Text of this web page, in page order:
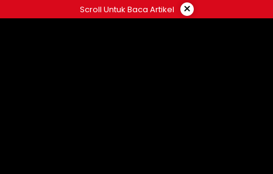
ke
Scroll Untuk Baca Artikel ×